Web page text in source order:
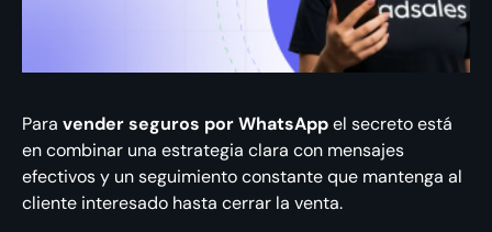
Para vender seguros por WhatsAppel secreto está
en combinar una estrategia clara con mensajes
efectivos y un seguimiento constante que mantenga al
cliente interesado hasta cerrar la venta.